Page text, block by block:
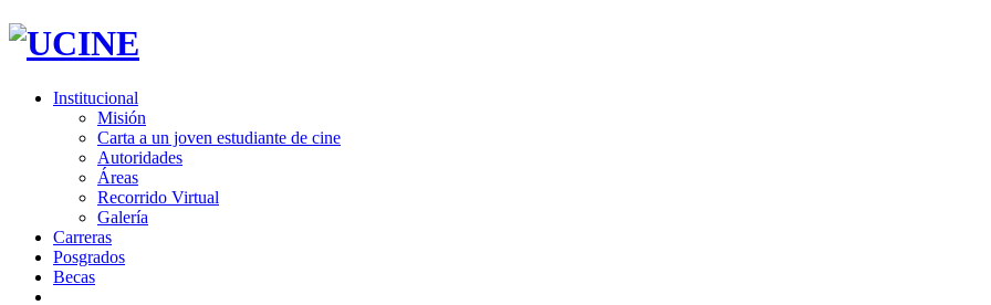
Institucional
Misión
Carta a un joven estudiante de cine
Autoridades
Áreas
Recorrido Virtual
Galería
Carreras
Posgrados
Becas